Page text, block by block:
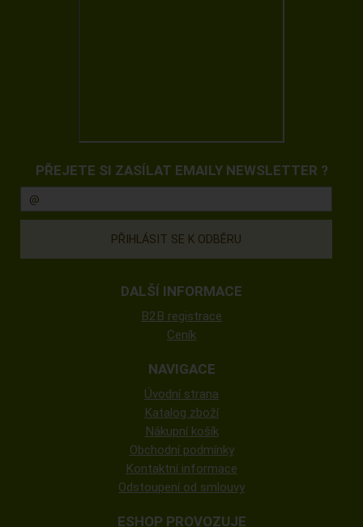
PŘEJETE SI ZASÍLAT EMAILY NEWSLETTER ?
DALŠÍ INFORMACE
B2B registrace
Ceník
NAVIGACE
Úvodní strana
Katalog zboží
Nákupní košík
Obchodní podmínky
Kontaktní informace
Odstoupení od smlouvy
ESHOP PROVOZUJE